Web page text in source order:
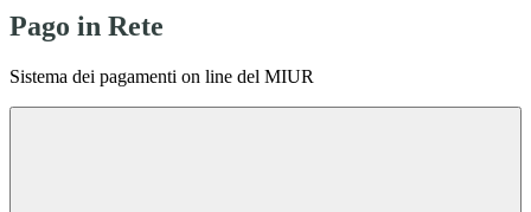
Pago in Rete
Sistema dei pagamenti on line del MIUR